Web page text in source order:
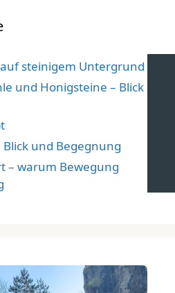
steinigem Untergrund
und Honigsteine – Blick
und Begegnung
– warum Bewegung